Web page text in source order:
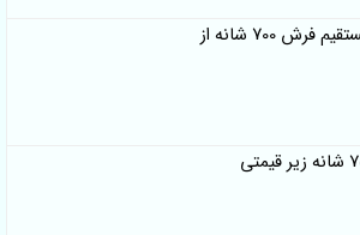
خرید مستقیم فرش 700 شانه از